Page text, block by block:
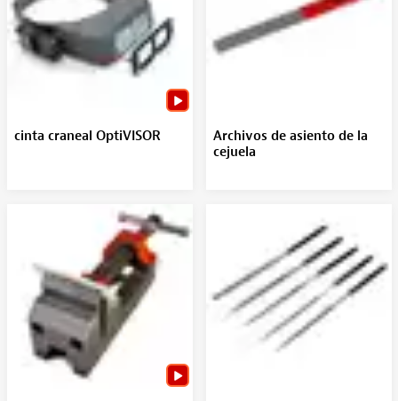
cinta craneal OptiVISOR
Archivos de asiento de la
cejuela